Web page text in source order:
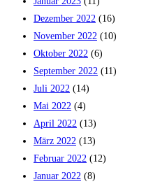
Dezember 2022 (16)
November 2022 (10)
Oktober 2022 (6)
September 2022 (11)
Juli 2022 (14)
Mai 2022 (4)
April 2022 (13)
März 2022 (13)
Februar 2022 (12)
Januar 2022 (8)